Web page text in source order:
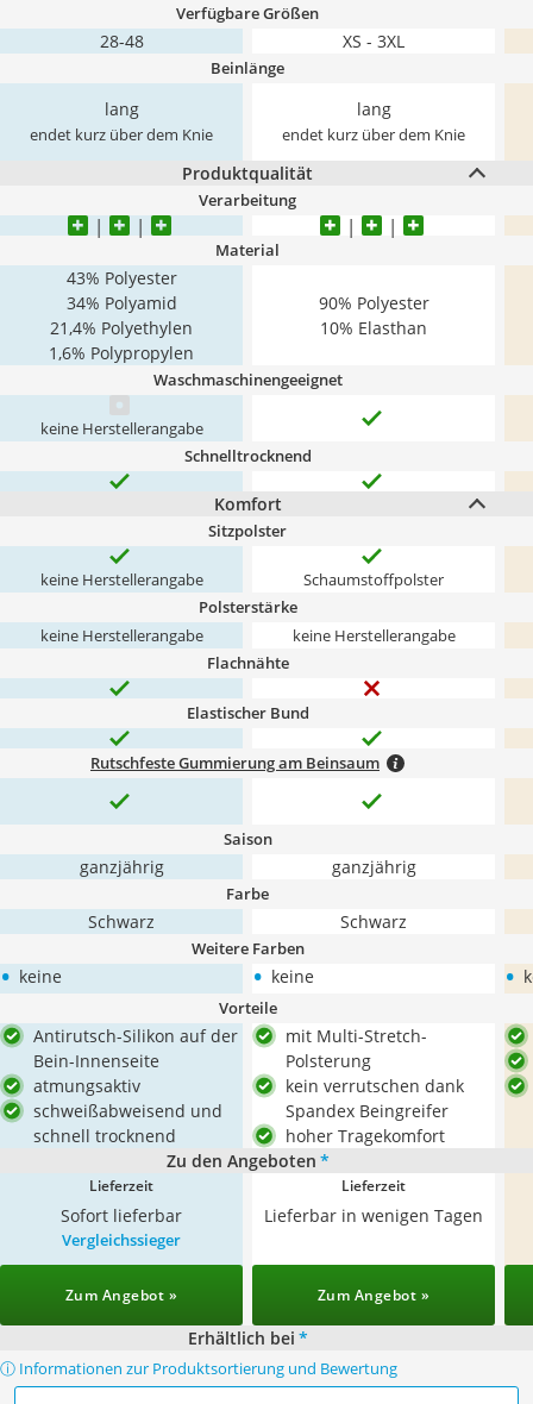
Verfügbare Größen
28-48 XS - 3XL
Beinlänge
lang
endet kurz über dem Knie
lang
endet kurz über dem Knie
Produktqualität
Verarbeitung
Material
43% Polyester
34% Polyamid
21,4% Polyethylen
1,6% Polypropylen
90% Polyester
10% Elasthan
Waschmaschinengeeignet
keine Herstellerangabe
Schnelltrocknend
Komfort
Sitzpolster
keine Herstellerangabe Schaumstoffpolster
Polsterstärke
keine Herstellerangabe keine Herstellerangabe
Flachnähte
Elastischer Bund
Rutschfeste Gummierung am Beinsaum
Saison
ganzjährig ganzjährig
Farbe
Schwarz Schwarz
Weitere Farben
• keine • keine •
Vorteile
Antirutsch-Silikon auf der
Bein-Innenseite
atmungsaktiv
schweißabweisend und
schnell trocknend
mit Multi-Stretch-
Polsterung
kein verrutschen dank
Spandex Beingreifer
hoher Tragekomfort
Zu den Angeboten *
Lieferzeit
Sofort lieferbar
Lieferzeit
Lieferbar in wenigen Tagen
Vergleichssieger
Zum Angebot » Zum Angebot »
Erhältlich bei *
ⓘ Informationen zur Produktsortierung und Bewertung